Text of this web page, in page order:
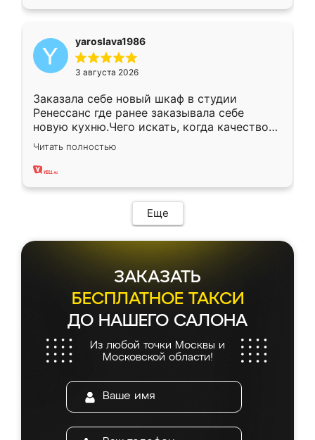
yaroslava1986
3 августа 2026
Заказала себе новый шкаф в студии
Ренессанс где ранее заказывала себе
новую кухню.Чего искать, когда качеством
вполне довольна. Служит кухня уже почти
два года, нареканий нет.
Читать полностью
Еще
ЗАКАЗАТЬ
БЕСПЛАТНОЕ ТАКСИ
ДО НАШЕГО САЛОНА
Из любой точки Москвы и
Московской области!